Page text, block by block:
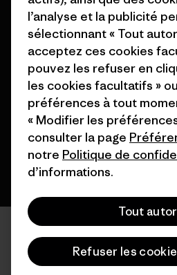
© 2026 Patagonia, Inc. All Rights
français
l’analyse et la publicité
sélectionnant « Tout
acceptez ces cookies
pouvez les refuser en
les cookies facultatifs »
préférences à tout
« Modifier les
consulter la page
notre Politique de
d’informations.
Tout
Refuser les